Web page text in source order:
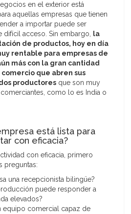
en el exterior está
aquellas empresas que tienen
a importar puede ser
acceso. Sin embargo, la
de productos, hoy en día
rentable para empresas de
más con la gran cantidad
que abren sus
productores que son muy
como lo es India o
está lista para
con eficacia?
con eficacia, primero
preguntas:
una recepcionista bilingüe?
puede responder a
elevados?
equipo comercial capaz de